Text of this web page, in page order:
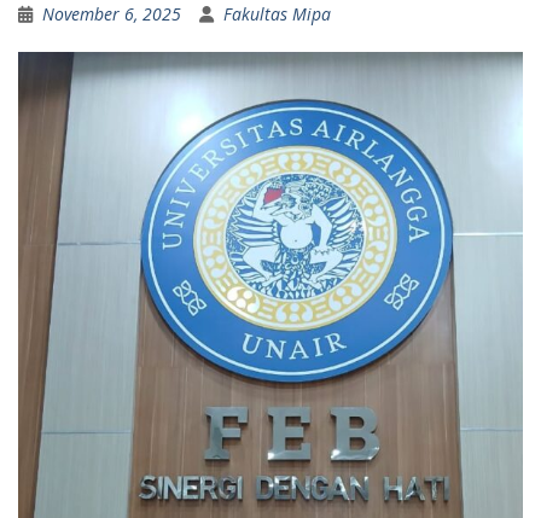
November 6, 2025 Fakultas Mipa